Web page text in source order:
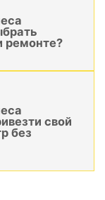
ремонте?
свой
без